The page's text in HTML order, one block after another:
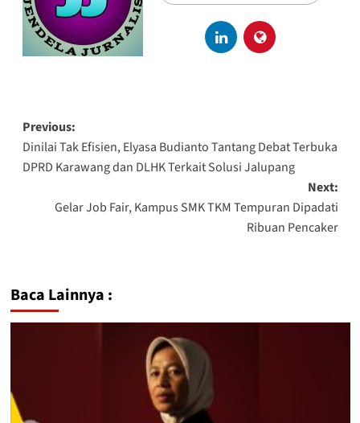
Previous:
Dinilai Tak Efisien, Elyasa Budianto Tantang Debat Terbuka
DPRD Karawang dan DLHK Terkait Solusi Jalupang
Next:
Gelar Job Fair, Kampus SMK TKM Tempuran Dipadati
Ribuan Pencaker
Baca Lainnya :